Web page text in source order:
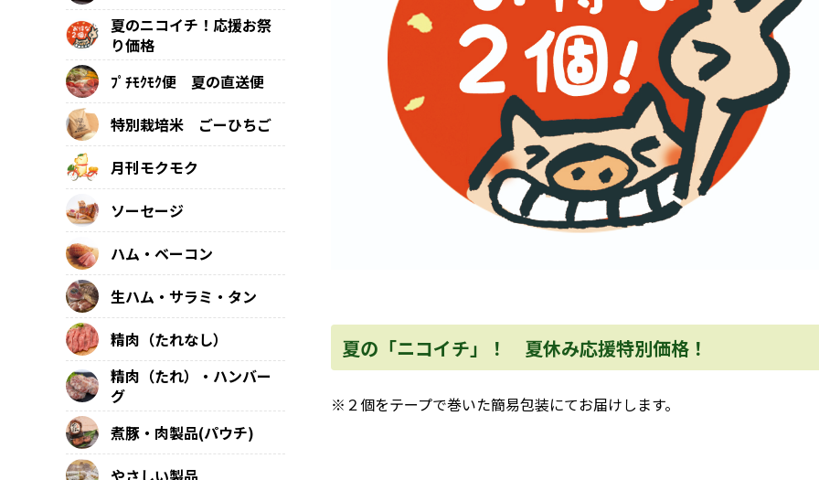
夏の「ニコイチ」！ 夏休み応援特別価格！
※２個をテープで巻いた簡易包装にてお届けします。
夏のニコイチ！応援お祭
り価格
ﾌﾟﾁﾓｸﾓｸ便 夏の直送便
特別栽培米 ごーひちご
月刊モクモク
ソーセージ
ハム・ベーコン
生ハム・サラミ・タン
精肉（たれなし）
精肉（たれ）・ハンバー
グ
煮豚・肉製品(パウチ)
やさしい製品